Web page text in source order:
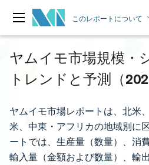
このレポートについて
ヤムイモ市場規模・
トレンドと予測（
ヤムイモ市場レポートは、北米
米、中東・アフリカの地域別に
ートでは、生産量（数量）、消
輸入量（金額および数量）、輸